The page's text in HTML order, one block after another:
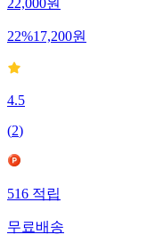
22,000원
22%17,200원
4.5
(2)
516적립
무료배송